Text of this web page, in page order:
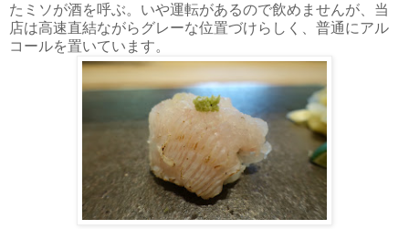
たミソが酒を呼ぶ。いや運転があるので飲めませんが、当
店は高速直結ながらグレーな位置づけらしく、普通にアル
コールを置いています。